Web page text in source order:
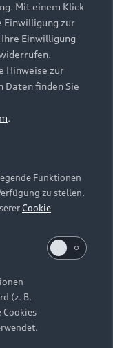
Anordnung der
auf dieser
Mit einem Klick
Einwilligung zur
Einwilligung
Hinweise zur
Daten finden Sie
.
Funktionen
zu stellen.
Cookie
(z. B.
Cookies